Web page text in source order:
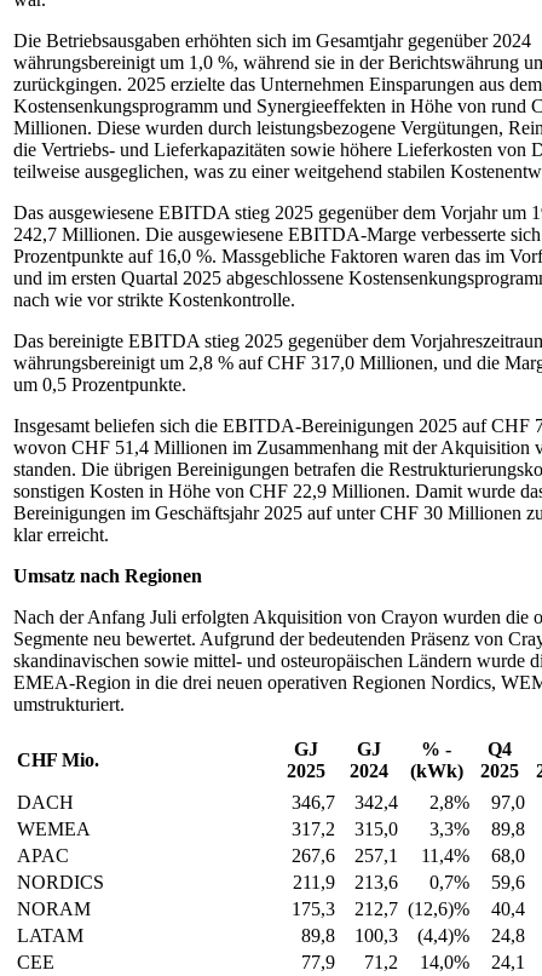
Die Betriebsausgaben erhöhten sich im Gesamtjahr gegenüber 2024
währungsbereinigt um 1,0 %, während sie in der Berichtswährung
zurückgingen. 2025 erzielte das Unternehmen Einsparungen aus dem
Kostensenkungsprogramm und Synergieeffekten in Höhe von rund
Millionen. Diese wurden durch leistungsbezogene Vergütungen,
die Vertriebs- und Lieferkapazitäten sowie höhere Lieferkosten von
teilweise ausgeglichen, was zu einer weitgehend stabilen
Das ausgewiesene EBITDA stieg 2025 gegenüber dem Vorjahr um
242,7 Millionen. Die ausgewiesene EBITDA-Marge verbesserte
Prozentpunkte auf 16,0 %. Massgebliche Faktoren waren das im
und im ersten Quartal 2025 abgeschlossene
nach wie vor strikte Kostenkontrolle.
Das bereinigte EBITDA stieg 2025 gegenüber dem
währungsbereinigt um 2,8 % auf CHF 317,0 Millionen, und die
um 0,5 Prozentpunkte.
Insgesamt beliefen sich die EBITDA-Bereinigungen 2025 auf CHF
wovon CHF 51,4 Millionen im Zusammenhang mit der Akquisition
standen. Die übrigen Bereinigungen betrafen die
sonstigen Kosten in Höhe von CHF 22,9 Millionen. Damit wurde
Bereinigungen im Geschäftsjahr 2025 auf unter CHF 30 Millionen
klar erreicht.
Umsatz nach Regionen
Nach der Anfang Juli erfolgten Akquisition von Crayon wurden die
Segmente neu bewertet. Aufgrund der bedeutenden Präsenz von
skandinavischen sowie mittel- und osteuropäischen Ländern wurde
EMEA-Region in die drei neuen operativen Regionen Nordics,
umstrukturiert.
CHF Mio.
GJ
2025
GJ
2024
% -
(kWk)
Q4
2025
DACH
346,7 342,4 2,8%
97,0
WEMEA
317,2 315,0 3,3%
89,8
APAC
267,6 257,1 11,4%
68,0
NORDICS
211,9 213,6 0,7%
59,6
NORAM
175,3 212,7 (12,6)%
40,4
LATAM
89,8 100,3 (4,4)%
24,8
CEE
77,9 71,2 14,0%
24,1